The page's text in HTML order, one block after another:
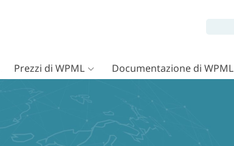
Prezzi di WPML Documentazione di WPML